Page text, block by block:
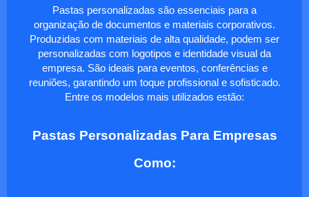
Pastas personalizadas são essenciais para a
organização de documentos e materiais corporativos.
Produzidas com materiais de alta qualidade, podem ser
personalizadas com logotipos e identidade visual da
empresa. São ideais para eventos, conferências e
reuniões, garantindo um toque profissional e sofisticado.
Entre os modelos mais utilizados estão:
Pastas Personalizadas Para Empresas
Como: